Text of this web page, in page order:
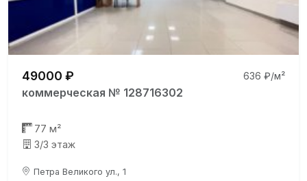
49000 ₽ 636 ₽/м²
коммерческая № 128716302
77 м²
3/3 этаж
Петра Великого ул., 1